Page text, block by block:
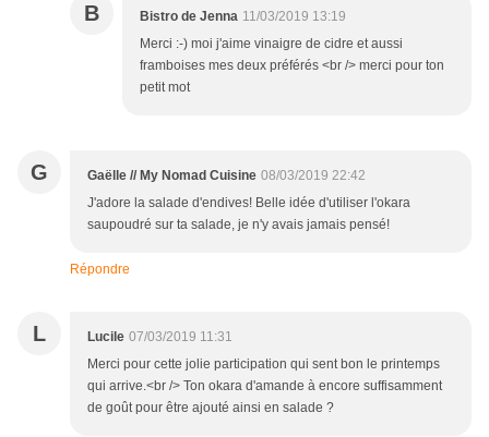
B Bistro de Jenna 11/03/2019 13:19
Merci :-) moi j'aime vinaigre de cidre et aussi
framboises mes deux préférés <br /> merci pour ton
petit mot
G Gaëlle // My Nomad Cuisine 08/03/2019 22:42
J'adore la salade d'endives! Belle idée d'utiliser l'okara
saupoudré sur ta salade, je n'y avais jamais pensé!
Répondre
L Lucile 07/03/2019 11:31
Merci pour cette jolie participation qui sent bon le printemps
qui arrive.<br /> Ton okara d'amande à encore suffisamment
de goût pour être ajouté ainsi en salade ?